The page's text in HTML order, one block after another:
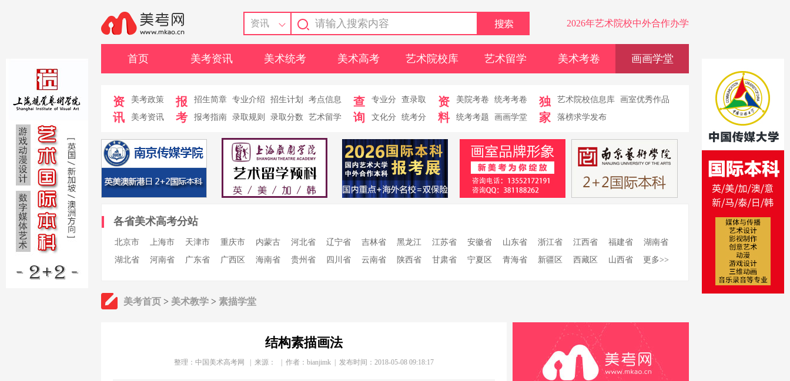
资讯 2026年艺术院校中外合作办学
首页 美考资讯 美术统考 美术高考 艺术院校库 艺术留学 美术考卷 画画学堂
资
讯
美考政策
美考资讯
报
考
招生简章 专业介绍 招生计划
考点信息
报考指南 录取规则 录取分数 艺术留学
查
询
专业分
查录取
文化分
统考分
资
料
美院考卷
统考考卷
统考考题
画画学堂
独
家
艺术院校信息库
画室优秀作品
落榜求学发布
各省美术高考分站
北京市 上海市 天津市 重庆市 内蒙古 河北省 辽宁省 吉林省 黑龙江 江苏省 安徽省 山东省 浙江省 江西省 福建省
湖南省
湖北省
河南省 广东省 广西区 海南省 贵州省 四川省 云南省 陕西省 甘肃省 宁夏区 青海省 新疆区 西藏区 山西省 更多>>
美考首页 > 美术教学 > 素描学堂
结构素描画法
整理： 中国美术高考网 | 来源： | 作者： bianjimk | 发布时间：2018-05-08 09:18:17